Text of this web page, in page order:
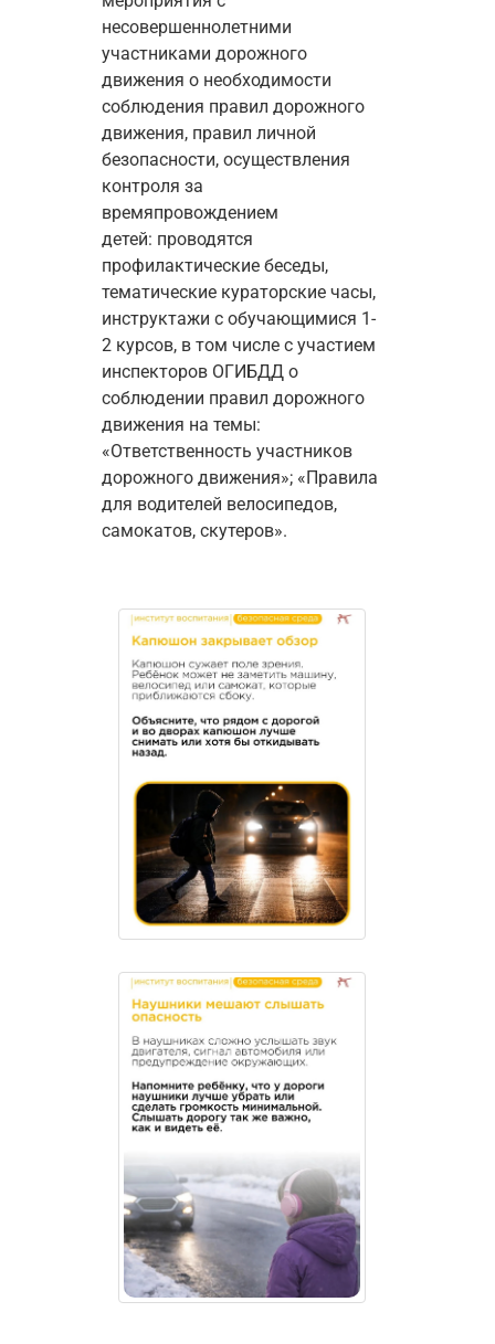
несовершеннолетними
участниками дорожного
движения о необходимости
соблюдения правил дорожного
движения, правил личной
безопасности, осуществления
контроля за
времяпровождением
детей: проводятся
профилактические беседы,
тематические кураторские часы,
инструктажи с обучающимися 1-
2 курсов, в том числе с участием
инспекторов ОГИБДД о
соблюдении правил дорожного
движения на темы:
«Ответственность участников
дорожного движения»; «Правила
для водителей велосипедов,
самокатов, скутеров».